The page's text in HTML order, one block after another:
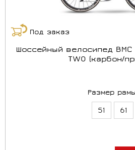
Под заказ
Шоссейный велосипед BMC
TWO (карбон/
Размер
51 61